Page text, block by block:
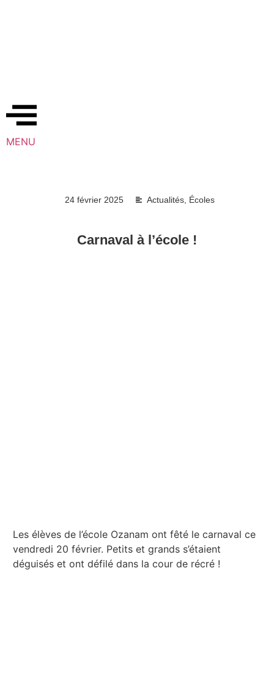
MENU
24 février 2025 Actualités, Écoles
Carnaval à l’école !
Les élèves de l’école Ozanam ont fêté le carnaval ce
vendredi 20 février. Petits et grands s’étaient
déguisés et ont défilé dans la cour de récré !